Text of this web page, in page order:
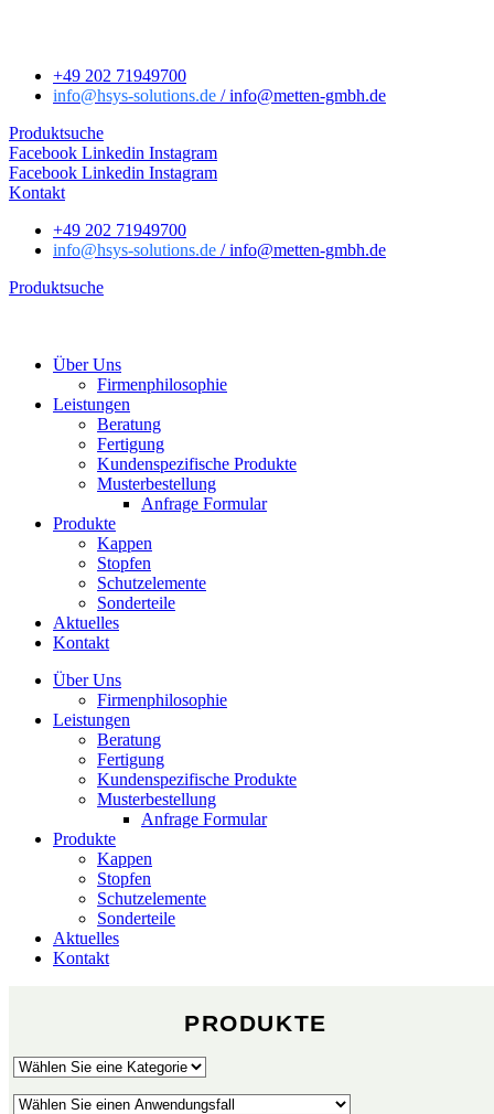
+49 202 71949700
info@hsys-solutions.de / info@metten-gmbh.de
Produktsuche
Facebook Linkedin Instagram
Facebook Linkedin Instagram
Kontakt
+49 202 71949700
info@hsys-solutions.de / info@metten-gmbh.de
Produktsuche
Über Uns
Firmenphilosophie
Leistungen
Beratung
Fertigung
Kundenspezifische Produkte
Musterbestellung
Anfrage Formular
Produkte
Kappen
Stopfen
Schutzelemente
Sonderteile
Aktuelles
Kontakt
Über Uns
Firmenphilosophie
Leistungen
Beratung
Fertigung
Kundenspezifische Produkte
Musterbestellung
Anfrage Formular
Produkte
Kappen
Stopfen
Schutzelemente
Sonderteile
Aktuelles
Kontakt
PRODUKTE